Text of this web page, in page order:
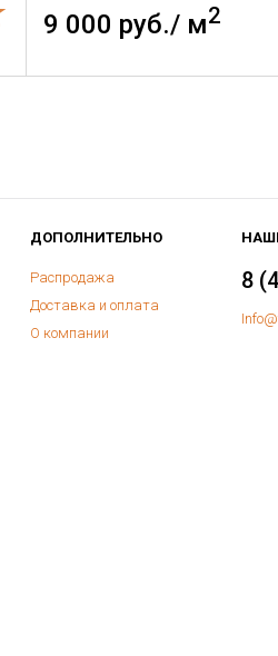
9 000 руб./ м2
ДОПОЛНИТЕЛЬНО
Распродажа
Доставка и оплата
О компании
8